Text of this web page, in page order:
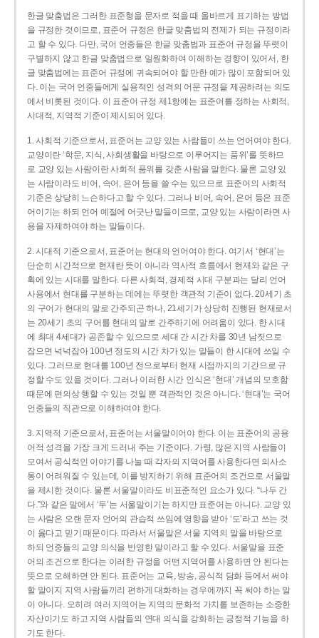
한글 맞춤법은 그러한 표준형을 문자로 적을 때 올바르게 표기하는 방법
을 규정한 것이므로, 표준어 규정은 한글 맞춤법의 전제가 되는 규정이라
고 할 수 있다. 다만, 국어 언중들은 한글 맞춤법과 표준어 규정을 뚜렷이
구별하지 않고 한글 맞춤법으로 일원화하여 이해하는 경향이 있어서, 한
글 맞춤법에는 표준어 규정에 귀속되어야 할 만한 예가 많이 포함되어 있
다. 이는 국어 언중들에게 실용적인 성격의 어문 규정을 제공하려는 의도
에서 비롯된 것이다. 이 표준어 규정 제1항에는 표준어를 정하는 사회적,
시대적, 지역적 기준이 제시되어 있다.
1. 사회적 기준으로서, 표준어는 교양 있는 사람들이 쓰는 언어여야 한다.
교양이란 ‘학문, 지식, 사회생활을 바탕으로 이루어지는 품위’를 뜻하므
로 교양 있는 사람이란 사회적 품위를 갖춘 사람을 말한다. 물론 교양 있
는 사람이라도 비어, 속어, 은어 등을 쓸 수는 있으므로 표준어의 사회적
기준은 상당히 느슨하다고 할 수 있다. 그러나 비어, 속어, 은어 등은 표준
어이기는 하되 언어 예절에 어긋난 말들이므로, 교양 있는 사람이라면 사
용을 자제하여야 하는 말들이다.
2. 시대적 기준으로서, 표준어는 현대의 언어여야 한다. 여기서 ‘현대’는
단순히 시간적으로 현재란 뜻이 아니라 역사적 흐름에서 현재와 같은 구
획에 있는 시대를 말한다. 다른 사회적, 경제적 시대 구분과는 달리 언어
사용에서 현대를 구분하는 데에는 뚜렷한 객관적 기준이 없다. 20세기 초
의 구어가 현대의 말로 간주되곤 하나, 21세기가 상당히 진행된 현재로서
는 20세기 초의 구어를 현대의 말로 간주하기에 어려움이 있다. 한 시대
에 최대 4세대가 공존할 수 있으므로 세대 간 시간 차를 30년 남짓으로
잡으면 넉넉잡아 100년 정도의 시간 차가 있는 말들이 한 시대에 쓰일 수
있다. 그러므로 현대를 100년 전으로부터 현재 시점까지의 기간으로 규
정할 수도 있을 것이다. 그러나 이러한 시간 인식은 ‘현대’ 개념의 모호함
때문에 편의상 행할 수 있는 것일 뿐 객관적인 것은 아니다. ‘현대’는 국어
언중들의 직관으로 이해하여야 한다.
3. 지역적 기준으로서, 표준어는 서울말이어야 한다. 이는 표준어의 공용
어적 성격을 가장 크게 드러내 주는 기준이다. 가령, 많은 지역 사람들이
모여서 공식적인 이야기를 나눌 때 각자의 지역어를 사용한다면 의사소
통이 어려워질 수 있는데, 이를 방지하기 위해 표준어의 조건으로 서울말
을 제시한 것이다. 물론 서울말이라도 비표준적인 요소가 있다. “나두 간
다.”와 같은 말에서 ‘두’는 서울말이기는 하지만 표준어는 아니다. 교양 있
는 사람은 오랜 문자 언어의 관습적 쓰임에 영향을 받아 ‘도’라고 쓰는 것
이 옳다고 믿기 때문이다. 따라서 서울말은 서울 지역의 말을 바탕으로
하되 언중들의 교양 의식을 반영한 말이라고 할 수 있다. 서울말을 표준
어의 조건으로 한다는 이러한 규정을 어떤 지역어를 사용하면 안 된다는
뜻으로 오해하면 안 된다. 표준어는 교육, 방송, 공식적 담화 등에서 써야
할 말이지 지역 사람들끼리 편하게 대화하는 경우에까지 꼭 써야 하는 말
이 아니다. 오히려 여러 지역어는 지역의 문화적 가치를 보존하는 소중한
자산이기도 하고 지역 사람들의 연대 의식을 강화하는 긍정적 기능을 하
기도 한다.